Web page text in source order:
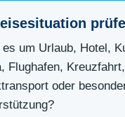
es um Urlaub, Hotel,
Flughafen,
oder